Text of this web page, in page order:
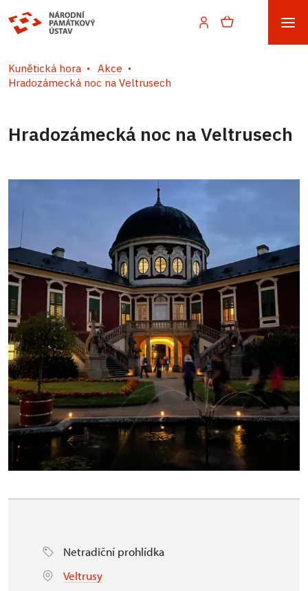
Kunětická hora
Akce
Hradozámecká noc na Veltrusech
Hradozámecká noc na Veltrusech
Netradiční prohlídka
Veltrusy